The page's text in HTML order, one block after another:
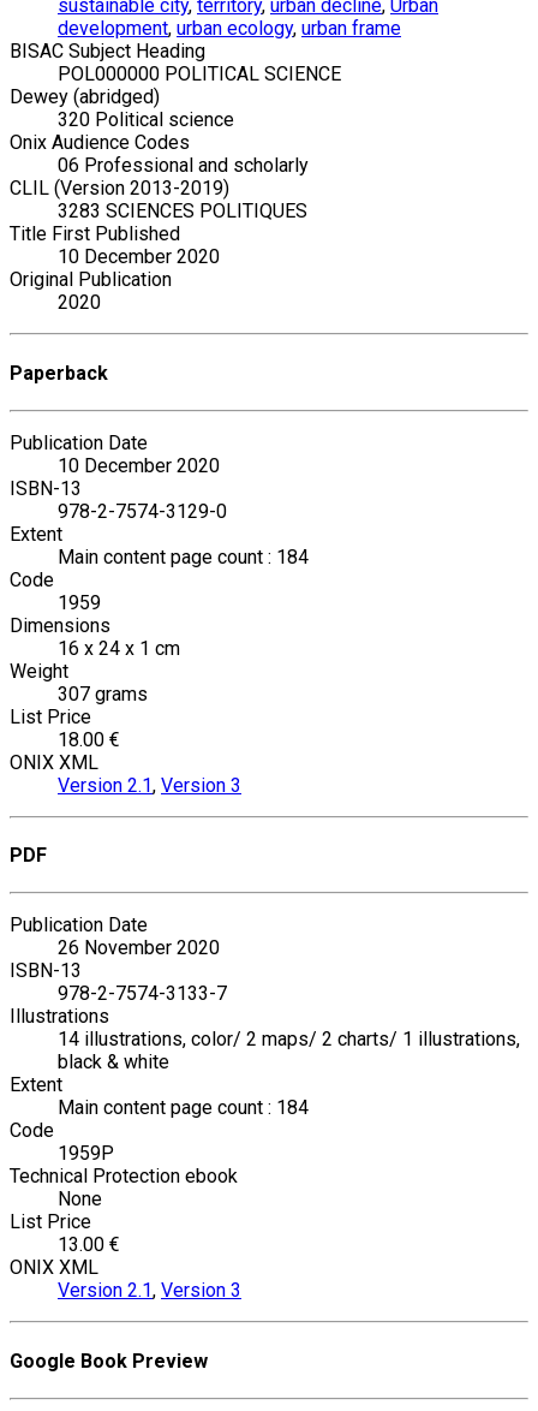
sustainable city, territory, urban decline, Urban
development, urban ecology, urban frame
BISAC Subject Heading
POL000000 POLITICAL SCIENCE
Dewey (abridged)
320 Political science
Onix Audience Codes
06 Professional and scholarly
CLIL (Version 2013-2019)
3283 SCIENCES POLITIQUES
Title First Published
10 December 2020
Original Publication
2020
Paperback
Publication Date
10 December 2020
ISBN-13
978-2-7574-3129-0
Extent
Main content page count : 184
Code
1959
Dimensions
16 x 24 x 1 cm
Weight
307 grams
List Price
18.00 €
ONIX XML
Version 2.1, Version 3
PDF
Publication Date
26 November 2020
ISBN-13
978-2-7574-3133-7
Illustrations
14 illustrations, color/ 2 maps/ 2 charts/ 1 illustrations,
black & white
Extent
Main content page count : 184
Code
1959P
Technical Protection ebook
None
List Price
13.00 €
ONIX XML
Version 2.1, Version 3
Google Book Preview